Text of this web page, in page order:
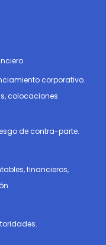
corporativo.
colocaciones
de contra-parte.
financieros,